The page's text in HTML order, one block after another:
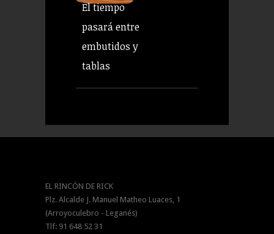
El tiempo
pasará entre
embutidos y
tablas
EL RINCÓN DE RICK
Plz. Alcalde J. Manuel Matheo Luaces, 1
(Arroyoculebro - Leganés)
Tlf: 91 648 52 31